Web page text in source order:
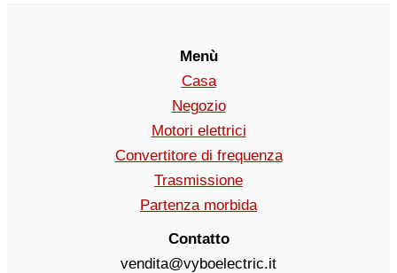
Menù
Casa
Negozio
Motori elettrici
Convertitore di frequenza
Trasmissione
Partenza morbida
Contatto
vendita@vyboelectric.it